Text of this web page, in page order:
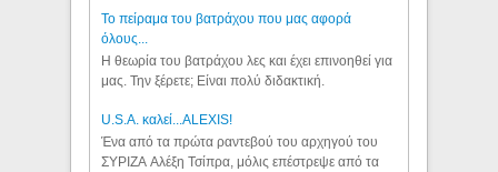
Το πείραμα του βατράχου που μας αφορά
όλους...
Η θεωρία του βατράχου λες και έχει επινοηθεί για
μας. Την ξέρετε; Είναι πολύ διδακτική.
U.S.A. καλεί...ALEXIS!
Ένα από τα πρώτα ραντεβού του αρχηγού του
ΣΥΡΙΖΑ Αλέξη Τσίπρα, μόλις επέστρεψε από τα